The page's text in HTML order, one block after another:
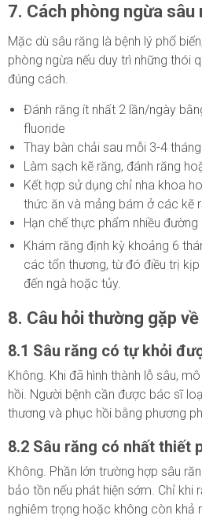
7. Cách phòng ngừa sâu
Mặc dù sâu răng là bệnh lý phổ
phòng ngừa nếu duy trì những thói
đúng cách.
Đánh răng ít nhất 2 lần/ngày
fluoride
Thay bàn chải sau mỗi 3-4 tháng
Làm sạch kẽ răng, đánh răng
Kết hợp sử dụng chỉ nha khoa
thức ăn và mảng bám ở các kẽ
Hạn chế thực phẩm nhiều đường
Khám răng định kỳ khoảng 6
các tổn thương, từ đó điều trị
đến ngà hoặc tủy.
8. Câu hỏi thường gặp
8.1 Sâu răng có tự khỏi
Không. Khi đã hình thành lỗ sâu,
hồi. Người bệnh cần được bác sĩ
thương và phục hồi bằng phương
8.2 Sâu răng có nhất thiết
Không. Phần lớn trường hợp sâu
bảo tồn nếu phát hiện sớm. Chỉ khi
nghiêm trọng hoặc không còn khả